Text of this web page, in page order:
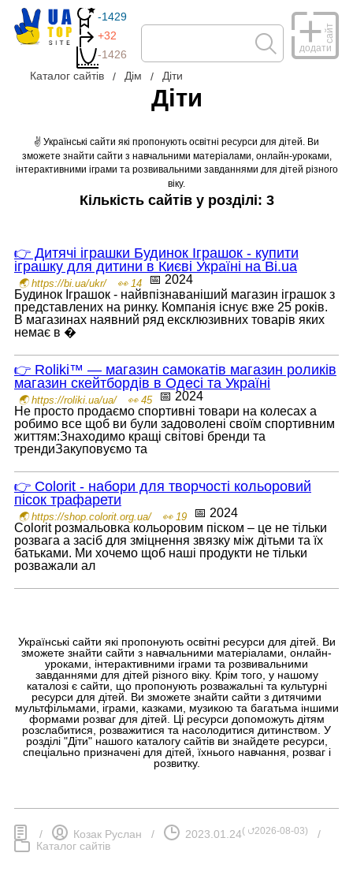
-1429
+32
-1426
додати
сайт
Каталог сайтів Дім Діти
Діти
✌ Українські сайти які пропонують освітні ресурси для дітей. Ви
зможете знайти сайти з навчальними матеріалами, онлайн-уроками,
інтерактивними іграми та розвивальними завданнями для дітей різного
віку.
Кількість сайтів у розділі: 3
👉 Дитячі іграшки Будинок Іграшок - купити
іграшку для дитини в Києві Україні на Bi.ua
🌏 https://bi.ua/ukr/ 👀 14
📅 2024
Будинок Іграшок - найвпізнаваніший магазин іграшок з
представлених на ринку. Компанія існує вже 25 років.
В магазинах наявний ряд ексклюзивних товарів яких
немає в �
👉 Roliki™ — магазин самокатів магазин роликів
магазин скейтбордів в Одесі та Україні
🌏 https://roliki.ua/ua/ 👀 45
📅 2024
Не просто продаємо спортивні товари на колесах а
робимо все щоб ви були задоволені своїм спортивним
життям:Знаходимо кращі світові бренди та
трендиЗакуповуємо та
👉 Colorit - набори для творчості кольоровий
пісок трафарети
🌏 https://shop.colorit.org.ua/ 👀 19
📅 2024
Colorit розмальовка кольоровим піском – це не тільки
розвага а засіб для зміцнення звязку між дітьми та їх
батьками. Ми хочемо щоб наші продукти не тільки
розважали ал
Українські сайти які пропонують освітні ресурси для дітей. Ви
зможете знайти сайти з навчальними матеріалами, онлайн-
уроками, інтерактивними іграми та розвивальними
завданнями для дітей різного віку. Крім того, у нашому
каталозі є сайти, що пропонують розважальні та культурні
ресурси для дітей. Ви зможете знайти сайти з дитячими
мультфільмами, іграми, казками, музикою та багатьма іншими
формами розваг для дітей. Ці ресурси допоможуть дітям
розслабитися, розважитися та насолодитися дитинством. У
розділі "Діти" нашого каталогу сайтів ви знайдете ресурси,
спеціально призначені для дітей, їхнього навчання, розваг і
розвитку.
/ Козак Руслан / 2023.01.24( ⮍2026-08-03)
/
Каталог сайтів